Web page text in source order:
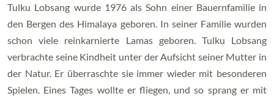
Tulku Lobsang wurde 1976 als Sohn einer Bauernfamilie in
den Bergen des Himalaya geboren. In seiner Familie wurden
schon viele reinkarnierte Lamas geboren. Tulku Lobsang
verbrachte seine Kindheit unter der Aufsicht seiner Mutter in
der Natur. Er überraschte sie immer wieder mit besonderen
Spielen. Eines Tages wollte er fliegen, und so sprang er mit